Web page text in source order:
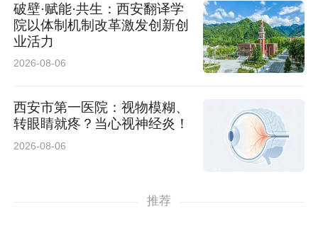
破壁·赋能·共生：西安翻译学
院以体制机制改革激发创新创
业活力
2026-08-06
西安市第一医院：视物模糊、
转眼睛就疼？当心视神经炎！
2026-08-06
推荐